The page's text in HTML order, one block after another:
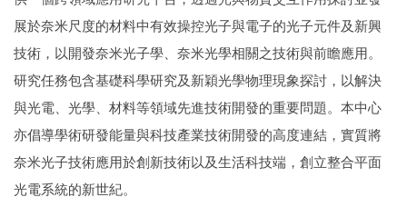
理學院共儀平台
展於奈米尺度的材料中有效操控光子與電子的光子元件及新興
技術，以開發奈米光子學、奈米光學相關之技術與前瞻應用。
研究任務包含基礎科學研究及新穎光學物理現象探討，以解決
與光電、光學、材料等領域先進技術開發的重要問題。本中心
亦倡導學術研發能量與科技產業技術開發的高度連結，實質將
奈米光子技術應用於創新技術以及生活科技端，創立整合平面
光電系統的新世紀。